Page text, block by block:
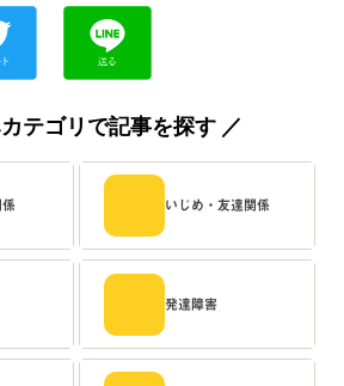
テゴリで記事を探す ／
係 いじめ・友達関係
発達障害